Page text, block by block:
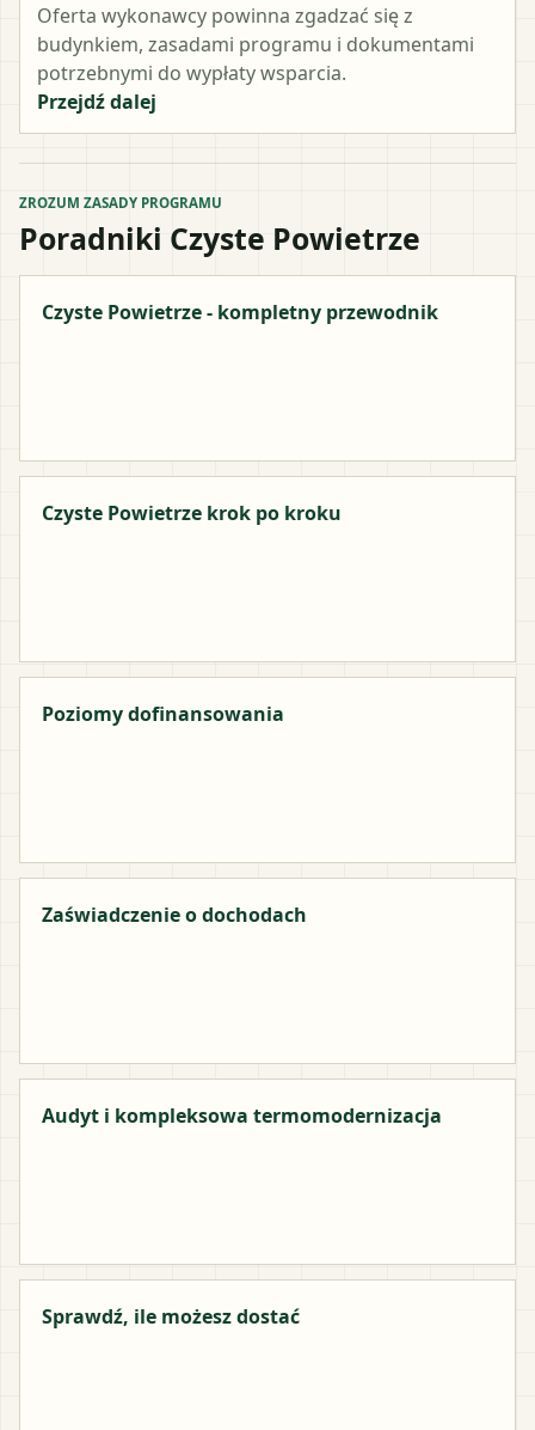
Oferta wykonawcy powinna zgadzać się z
budynkiem, zasadami programu i dokumentami
potrzebnymi do wypłaty wsparcia.
Przejdź dalej
ZROZUM ZASADY PROGRAMU
Poradniki Czyste Powietrze
Czyste Powietrze - kompletny przewodnik
Czyste Powietrze krok po kroku
Poziomy dofinansowania
Zaświadczenie o dochodach
Audyt i kompleksowa termomodernizacja
Sprawdź, ile możesz dostać